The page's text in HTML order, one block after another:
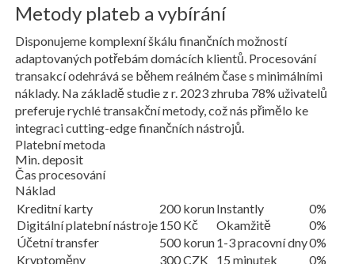
Metody plateb a vybírání
Disponujeme komplexní škálu finančních možností
adaptovaných potřebám domácích klientů. Procesování
transakcí odehrává se během reálném čase s minimálními
náklady. Na základě studie z r. 2023 zhruba 78% uživatelů
preferuje rychlé transakční metody, což nás přimělo ke
integraci cutting-edge finančních nástrojů.
Platební metoda
Min. deposit
Čas procesování
Náklad
Kreditní karty
200 korunInstantly
0%
Digitální platební nástroje150 Kč Okamžitě
0%
Účetní transfer
500 korun1-3 pracovní dny0%
Kryptoměny
300 CZK 15 minutek 0%